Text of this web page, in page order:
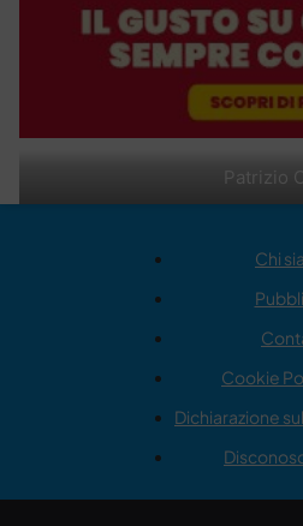
Patrizio
Chi
Cookie
Dichiarazione